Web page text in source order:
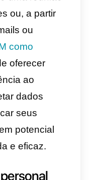
desejos e, a
as
produto
Uma das suas
é que o
feedback
cliente,
o valor
as